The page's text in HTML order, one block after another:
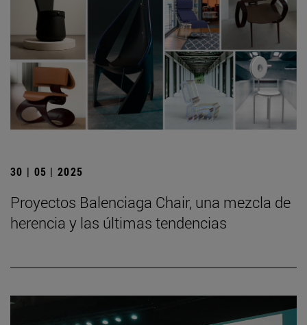
30 | 05 | 2025
Proyectos Balenciaga Chair, una mezcla de
herencia y las últimas tendencias